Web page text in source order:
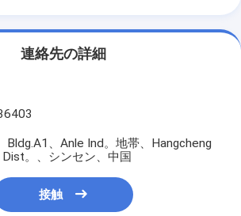
連絡先の詳細
Bldg.A1、Anle Ind。地帯、Hangcheng
Dist。、シンセン、中国
接触